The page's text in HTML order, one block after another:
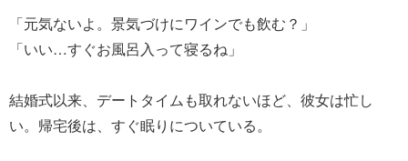
「元気ないよ。景気づけにワインでも飲む？」
「いい…すぐお風呂入って寝るね」
結婚式以来、デートタイムも取れないほど、彼女は忙し
い。帰宅後は、すぐ眠りについている。